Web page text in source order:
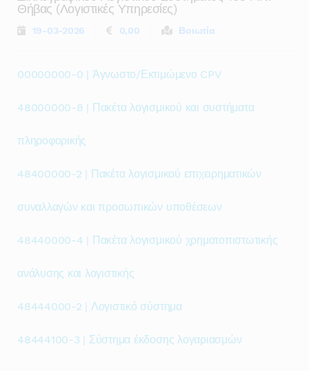
Θήβας (λογιστικές Υπηρεσίες)
19-03-2026 0,00 Βοιωτία
00000000-0 | Άγνωστο/Εκτιμώμενο CPV
48000000-8 | Πακέτα λογισμικού και συστήματα
πληροφορικής
48400000-2 | Πακέτα λογισμικού επιχειρηματικών
συναλλαγών και προσωπικών υποθέσεων
48440000-4 | Πακέτα λογισμικού χρηματοπιστωτικής
ανάλυσης και λογιστικής
48444000-2 | Λογιστικό σύστημα
48444100-3 | Σύστημα έκδοσης λογαριασμών